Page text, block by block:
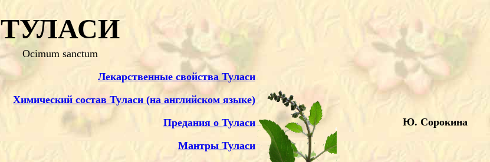
ТУЛАСИ
Ocimum sanctum
Лекарственные свойства Туласи
Химический состав Туласи (на английском языке)
Предания о Туласи
Мантры Туласи
Ю. Сорокина